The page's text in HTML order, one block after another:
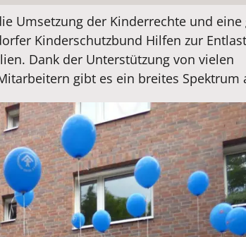
Umsetzung der Kinderrechte und
Kinderschutzbund Hilfen zur
Dank der Unterstützung von vielen
gibt es ein breites Spektrum